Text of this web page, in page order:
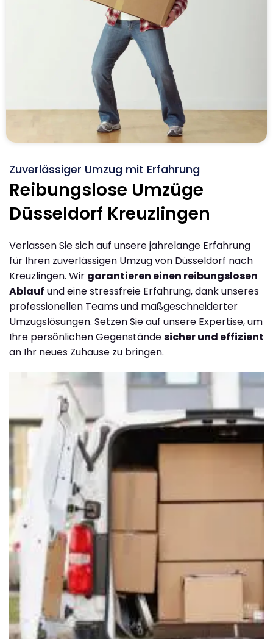
Zuverlässiger Umzug mit Erfahrung
Reibungslose Umzüge
Düsseldorf Kreuzlingen
Verlassen Sie sich auf unsere jahrelange Erfahrung
für Ihren zuverlässigen Umzug von Düsseldorf nach
Kreuzlingen. Wir garantieren einen reibungslosen
Ablauf und eine stressfreie Erfahrung, dank unseres
professionellen Teams und maßgeschneiderter
Umzugslösungen. Setzen Sie auf unsere Expertise, um
Ihre persönlichen Gegenständesicher und effizient
an Ihr neues Zuhause zu bringen.